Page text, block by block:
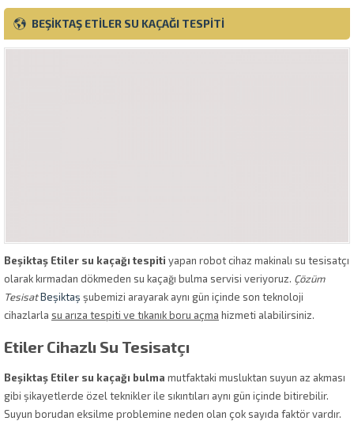
BEŞIKTAŞ ETILER SU KAÇAĞI TESPITI
Beşiktaş Etiler su kaçağı tespiti yapan robot cihaz makinalı su tesisatçı
olarak kırmadan dökmeden su kaçağı bulma servisi veriyoruz. Çözüm
TesisatBeşiktaş şubemizi arayarak aynı gün içinde son teknoloji
cihazlarla su arıza tespiti ve tıkanık boru açma hizmeti alabilirsiniz.
Etiler Cihazlı Su Tesisatçı
Beşiktaş Etiler su kaçağı bulma mutfaktaki musluktan suyun az akması
gibi şikayetlerde özel teknikler ile sıkıntıları aynı gün içinde bitirebilir.
Suyun borudan eksilme problemine neden olan çok sayıda faktör vardır.